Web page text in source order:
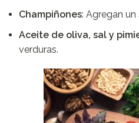
Champiñones: Agregan
Aceite de oliva, sal y
verduras.